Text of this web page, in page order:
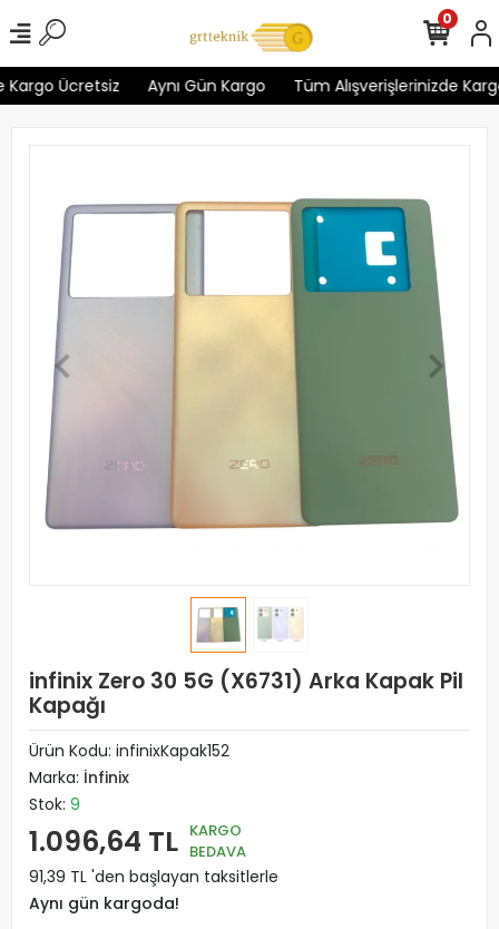
Ücretsiz Aynı Gün Kargo Tüm Alışverişlerinizde
0
infinix Zero 30 5G (X6731) Arka Kapak Pil
Kapağı
Ürün Kodu: infinixKapak152
Marka: İnfinix
Stok: 9
1.096,64 TL KARGO
BEDAVA
91,39 TL 'den başlayan taksitlerle
Aynı gün kargoda!